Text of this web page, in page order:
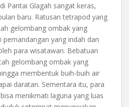
Pantai Glagah sangat keras,
baru. Ratusan tetrapod yang
gelombang ombak yang
pemandangan yang indah dan
para wisatawan. Bebatuan
gelombang ombak yang
membentuk buih-buih air
daratan. Sementara itu, para
menikmati laguna yang luas